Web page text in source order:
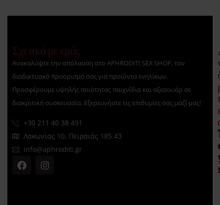
Σχετικά με εμάς
Ανακαλύψτε την απόλαυση στο APHRODITI SEX SHOP, τον
διαδικτυακό προορισμό σας για προϊόντα ενηλίκων.
Προσφέρουμε υψηλής ποιότητας παιχνίδια και αξεσουάρ σε
διακριτική συσκευασία. Εξερευνήστε τις επιθυμίες σας μαζί μας!
+30 211 40 38 491
Λακωνίας 10, Πειραιάς 185 43
info@aphroditi.gr
ι